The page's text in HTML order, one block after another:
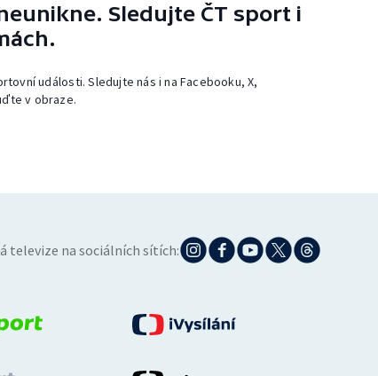
Sledujte ČT sport i
události. Sledujte nás i na Facebooku, X,
v obraze.
televize na sociálních sítích: